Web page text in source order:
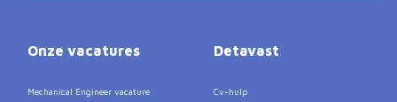
Onze vacatures
Mechanical Engineer vacature
Detavast
Cv-hulp